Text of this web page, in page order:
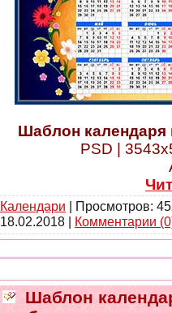
Шаблон календаря
PSD |
Календари | Просмотров:
18.02.2018 | Комментарии
Шаблон